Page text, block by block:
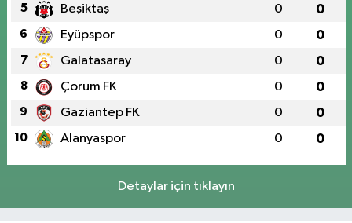
5 Beşiktaş 0 0
6 Eyüpspor 0 0
7 Galatasaray 0 0
8 Çorum FK 0 0
9 Gaziantep FK 0 0
10 Alanyaspor 0 0
Detaylar için tıklayın